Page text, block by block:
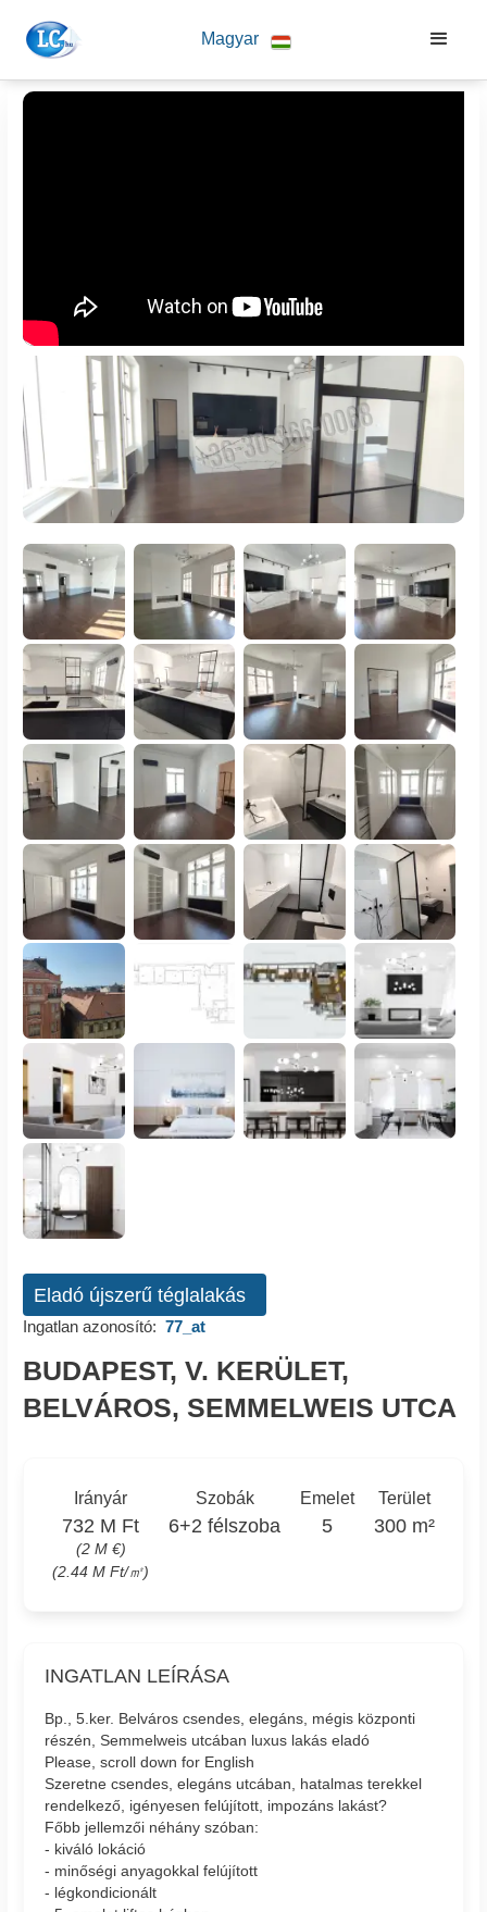
Magyar
Eladó újszerű téglalakás
Ingatlan azonosító: 77_at
BUDAPEST, V. KERÜLET,
BELVÁROS, SEMMELWEIS UTCA
Irányár
732 M Ft
(2 M €)
(2.44 M Ft/㎡)
Szobák
6+2 félszoba
Emelet
5
Terület
300 m²
INGATLAN LEÍRÁSA
Bp., 5.ker. Belváros csendes, elegáns, mégis központi
részén, Semmelweis utcában luxus lakás eladó
Please, scroll down for English
Szeretne csendes, elegáns utcában, hatalmas terekkel
rendelkező, igényesen felújított, impozáns lakást?
Főbb jellemzői néhány szóban:
- kiváló lokáció
- minőségi anyagokkal felújított
- légkondicionált